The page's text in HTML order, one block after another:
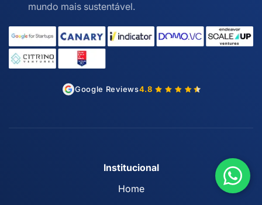
mundo mais sustentável.
Google Reviews4.8
Institucional
Home